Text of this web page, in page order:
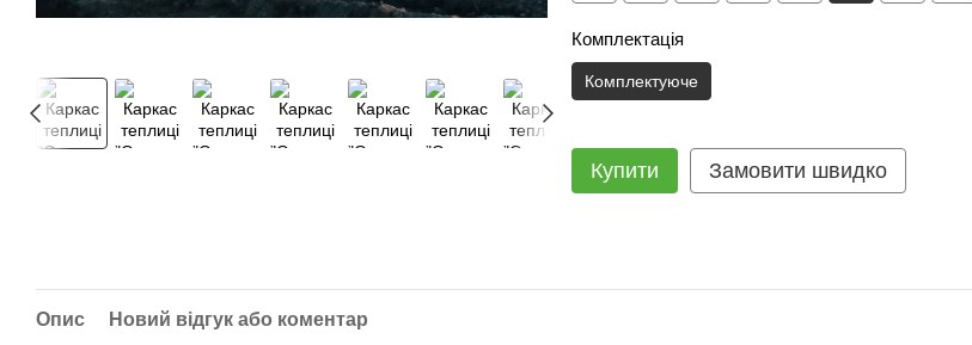
Комплектація
Комплектуюче
Купити Замовити швидко
Опис Новий відгук або коментар